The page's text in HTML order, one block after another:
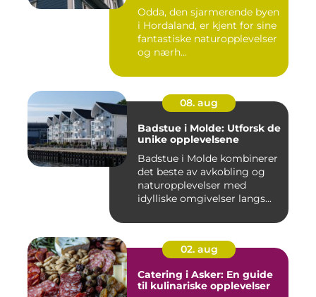
Odda, den sjarmerende byen
i Hordaland, er kjent for sine
fantastiske naturopplevelser
og nærh...
08. aug
Badstue i Molde: Utforsk de
unike opplevelsene
Badstue i Molde kombinerer
det beste av avkobling og
naturopplevelser med
idylliske omgivelser langs...
02. aug
Catering i Asker: En guide
til kulinariske opplevelser